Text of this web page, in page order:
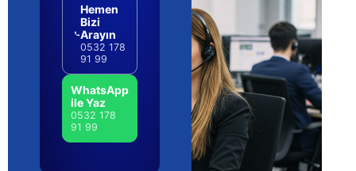
Hemen
Bizi
Arayın
0532 178
91 99
WhatsApp
ile Yaz
0532 178
91 99